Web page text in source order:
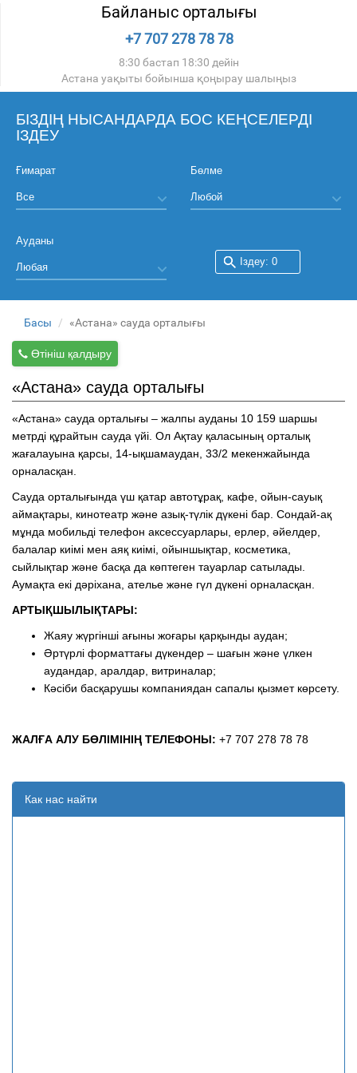
Байланыс орталығы
+7 707 278 78 78
8:30 бастап 18:30 дейін
Астана уақыты бойынша қоңырау шалыңыз
БІЗДІҢ НЫСАНДАРДА БОС КЕҢСЕЛЕРДІ
ІЗДЕУ
Ғимарат Бөлме
Ауданы
Басы «Астана» сауда орталығы
«Астана» сауда орталығы
«Астана» сауда орталығы – жалпы ауданы 10 159 шаршы
метрді құрайтын сауда үйі. Ол Ақтау қаласының орталық
жағалауына қарсы, 14-ықшамаудан, 33/2 мекенжайында
орналасқан.
Сауда орталығында үш қатар автотұрақ, кафе, ойын-сауық
аймақтары, кинотеатр және азық-түлік дүкені бар. Сондай-ақ
мұнда мобильді телефон аксессуарлары, ерлер, әйелдер,
балалар киімі мен аяқ киімі, ойыншықтар, косметика,
сыйлықтар және басқа да көптеген тауарлар сатылады.
Аумақта екі дәріхана, ателье және гүл дүкені орналасқан.
АРТЫҚШЫЛЫҚТАРЫ:
Жаяу жүргінші ағыны жоғары қарқынды аудан;
Әртүрлі форматтағы дүкендер – шағын және үлкен
аудандар, аралдар, витриналар;
Кәсіби басқарушы компаниядан сапалы қызмет көрсету.
ЖАЛҒА АЛУ БӨЛІМІНІҢ ТЕЛЕФОНЫ: +7 707 278 78 78
Как нас найти
Өтініш қалдыру